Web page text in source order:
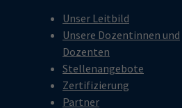
Unser Leitbild
Unsere Dozentinnen und
Dozenten
Stellenangebote
Zertifizierung
Partner